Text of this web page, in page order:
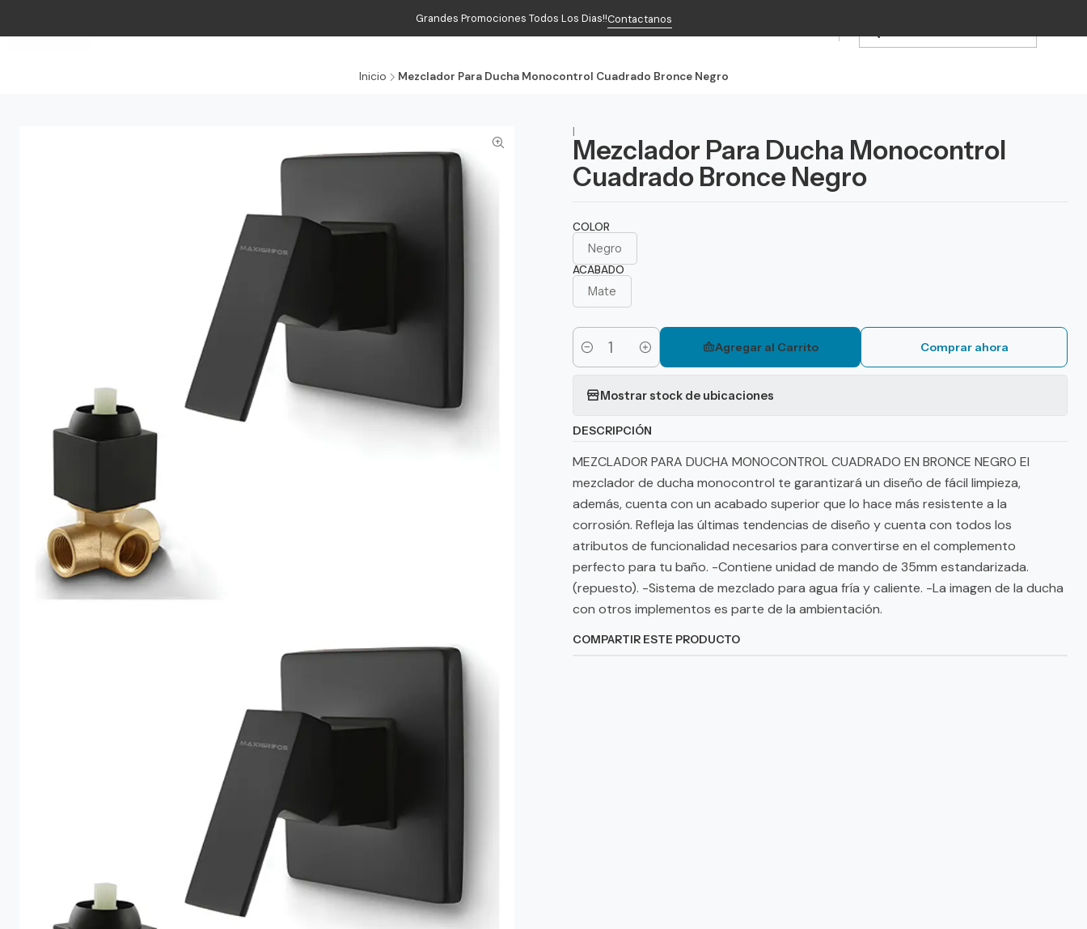
Grandes Promociones Todos Los Dias!!Contactanos
Inicio Mezclador Para Ducha Monocontrol Cuadrado Bronce Negro
|
Mezclador Para Ducha Monocontrol
Cuadrado Bronce Negro
COLOR
Negro
ACABADO
Mate
Cantidad
Agregar al Carrito Comprar ahora
Mostrar stock de ubicaciones
DESCRIPCIÓN
MEZCLADOR PARA DUCHA MONOCONTROL CUADRADO EN BRONCE NEGRO El
mezclador de ducha monocontrol te garantizará un diseño de fácil limpieza,
además, cuenta con un acabado superior que lo hace más resistente a la
corrosión. Refleja las últimas tendencias de diseño y cuenta con todos los
atributos de funcionalidad necesarios para convertirse en el complemento
perfecto para tu baño. -Contiene unidad de mando de 35mm estandarizada.
(repuesto). -Sistema de mezclado para agua fría y caliente. -La imagen de la ducha
con otros implementos es parte de la ambientación.
COMPARTIR ESTE PRODUCTO